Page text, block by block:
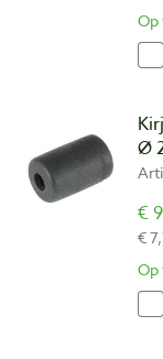
Op
Ø
€
€
Op